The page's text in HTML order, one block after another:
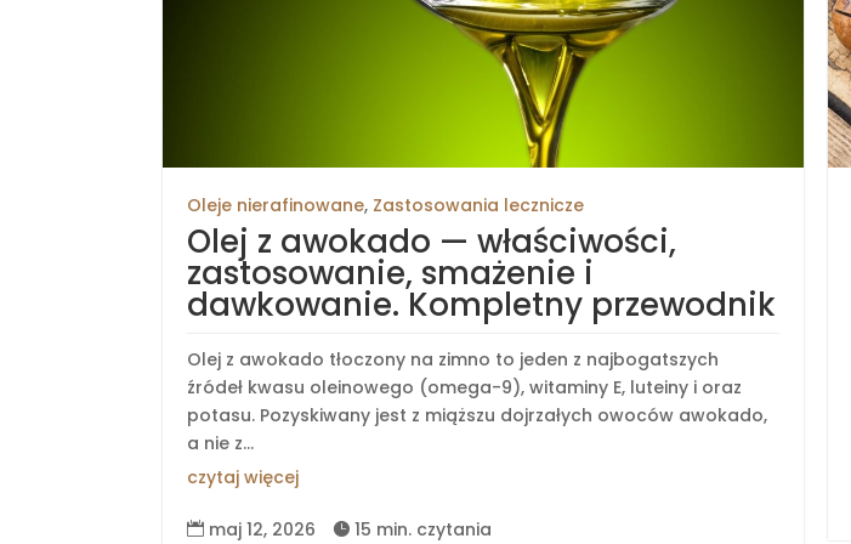
Oleje nierafinowane, Zastosowania lecznicze
Olej z awokado — właściwości,
zastosowanie, smażenie i
dawkowanie. Kompletny przewodnik
Olej z awokado tłoczony na zimno to jeden z najbogatszych
źródeł kwasu oleinowego (omega-9), witaminy E, luteiny i oraz
potasu. Pozyskiwany jest z miąższu dojrzałych owoców awokado,
a nie z...
czytaj więcej
 maj 12, 2026  15 min. czytania